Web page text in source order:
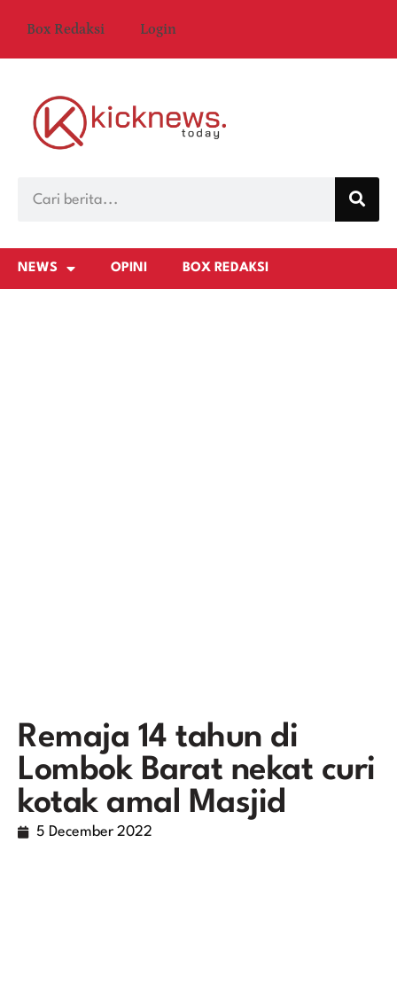
Box Redaksi Login
NEWS OPINI BOX REDAKSI
Remaja 14 tahun di
Lombok Barat nekat curi
kotak amal Masjid
5 December 2022